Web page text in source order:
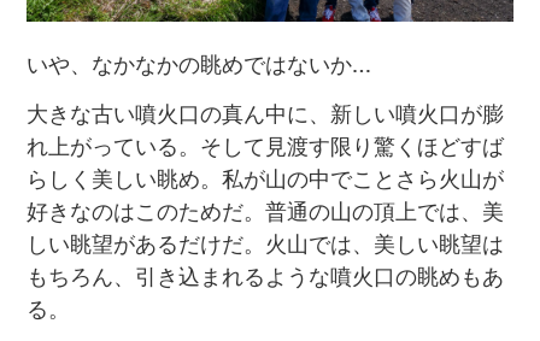
いや、なかなかの眺めではないか…
大きな古い噴火口の真ん中に、新しい噴火口が膨
れ上がっている。そして見渡す限り驚くほどすば
らしく美しい眺め。私が山の中でことさら火山が
好きなのはこのためだ。普通の山の頂上では、美
しい眺望があるだけだ。火山では、美しい眺望は
もちろん、引き込まれるような噴火口の眺めもあ
る。